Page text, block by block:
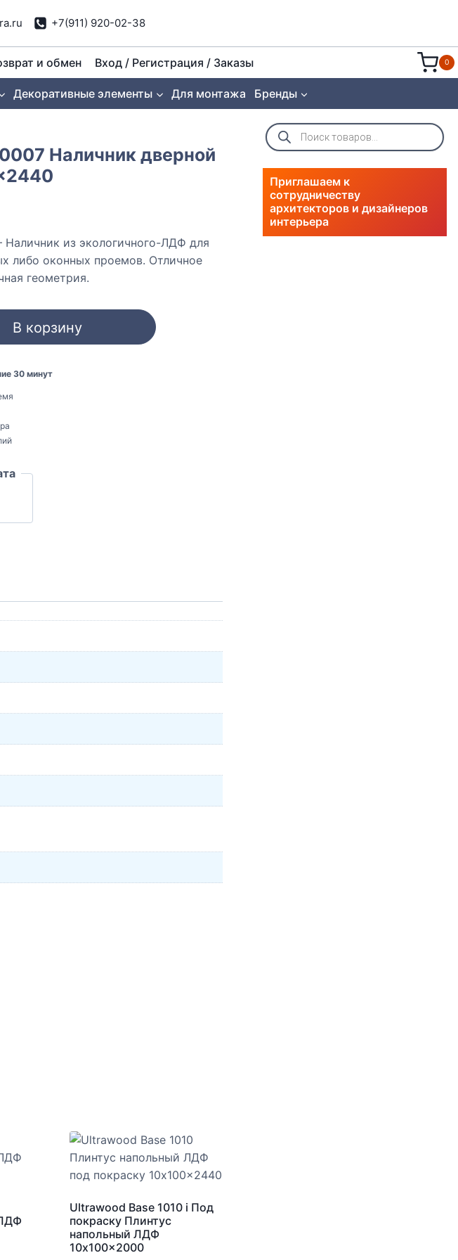
+7(911) 920-02-38
и обмен Вход / Регистрация / Заказы 0
Декоративные элементы Для монтажа Бренды
Наличник дверной
из экологичного-ЛДФ для
либо оконных проемов. Отличное
геометрия.
В корзину
30 минут
Ultrawood Base 1010 i Под
покраску Плинтус
напольный ЛДФ
10x100x2000
Поиск
товаров
Приглашаем к
сотрудничеству
архитекторов и дизайнеров
интерьера